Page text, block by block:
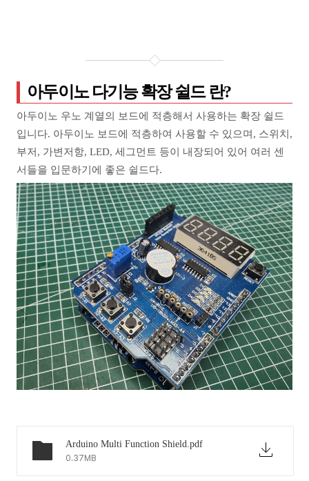
아두이노 다기능 확장 쉴드 란?
아두이노 우노 계열의 보드에 적층해서 사용하는 확장 쉴드
입니다. 아두이노 보드에 적층하여 사용할 수 있으며, 스위치,
부저, 가변저항, LED, 세그먼트 등이 내장되어 있어 여러 센
서들을 입문하기에 좋은 쉴드다.
Arduino Multi Function Shield.pdf
0.37MB